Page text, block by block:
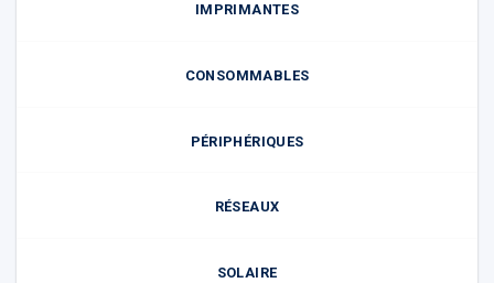
IMPRIMANTES
CONSOMMABLES
PÉRIPHÉRIQUES
RÉSEAUX
SOLAIRE